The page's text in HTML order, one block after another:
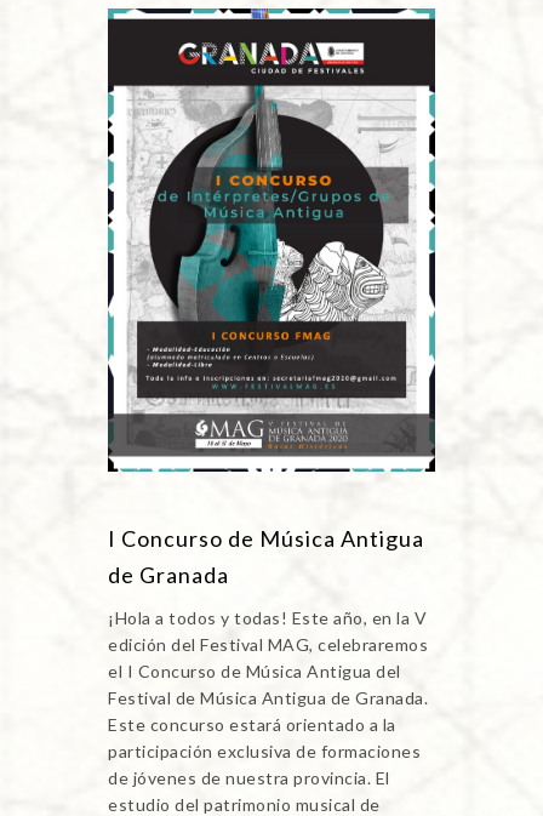
I Concurso de Música Antigua
de Granada
¡Hola a todos y todas! Este año, en la V
edición del Festival MAG, celebraremos
el I Concurso de Música Antigua del
Festival de Música Antigua de Granada.
Este concurso estará orientado a la
participación exclusiva de formaciones
de jóvenes de nuestra provincia. El
estudio del patrimonio musical de